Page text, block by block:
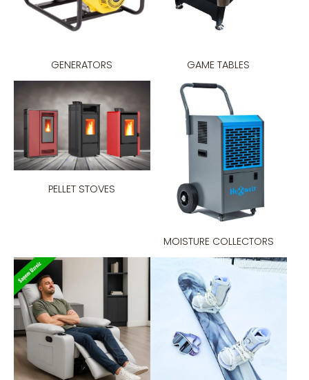
GENERATORS GAME TABLES
PELLET STOVES
MOISTURE COLLECTORS